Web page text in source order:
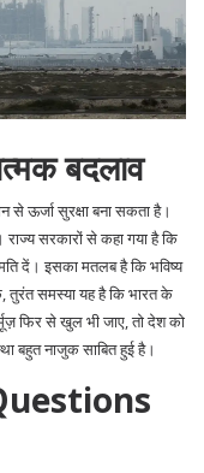
बदलाव
ऊर्जा सुरक्षा बना सकता है।
राज्य सरकारों से कहा गया है कि
दें। इसका मतलब है कि भविष्य
तुरंत समस्या यह है कि भारत के
फिर से खुल भी जाए, तो देश को
बहुत नाजुक साबित हुई है।